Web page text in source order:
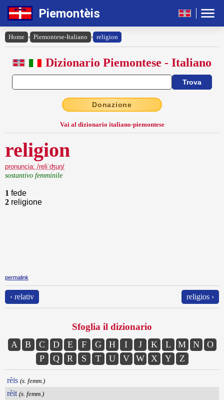
Piemontèis
Home › Piemontese-Italiano › religion
Dizionario Piemontese - Italiano
Donazione
Vai al dizionario italiano-piemontese
religion
pronuncia: /reliˈʤuŋ/
sostantivo femminile
1 fede
2 religione
permalink
‹ relativ religios ›
Sfoglia il dizionario
A B C D E F G H I J K L M N
O
P
Q R S T U V W X Y Z
rèis (s. femm.)
rèit (s. femm.)